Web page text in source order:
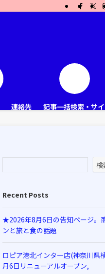
連絡先 記事一括検索・サ
検
Recent Posts
★2026年8月6日の告知ページ。
ンと旅と食の話題
ロピア港北インター店(神奈川県
月6日リニューアルオープン,